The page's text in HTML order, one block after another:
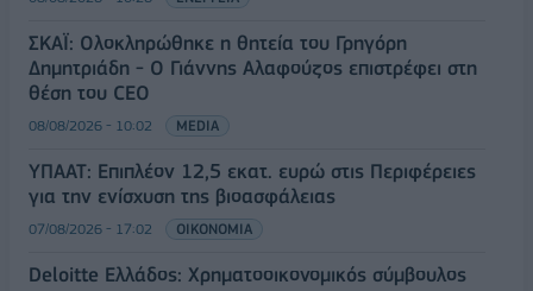
ΣΚΑΪ: Ολοκληρώθηκε η θητεία του Γρηγόρη
Δημητριάδη - Ο Γιάννης Αλαφούζος επιστρέφει στη
θέση του CEO
08/08/2026 - 10:02 MEDIA
ΥΠΑΑΤ: Επιπλέον 12,5 εκατ. ευρώ στις Περιφέρειες
για την ενίσχυση της βιοασφάλειας
07/08/2026 - 17:02 ΟΙΚΟΝΟΜΙΑ
Deloitte Ελλάδος: Χρηματοοικονομικός σύμβουλος